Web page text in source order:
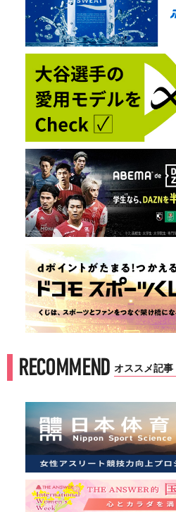
RECOMMEND オススメ記事